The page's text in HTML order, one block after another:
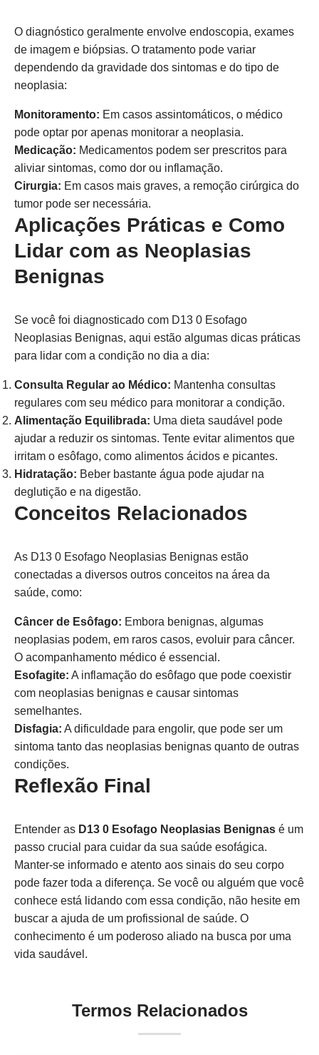
O diagnóstico geralmente envolve endoscopia, exames
de imagem e biópsias. O tratamento pode variar
dependendo da gravidade dos sintomas e do tipo de
neoplasia:
Monitoramento: Em casos assintomáticos, o médico
pode optar por apenas monitorar a neoplasia.
Medicação: Medicamentos podem ser prescritos para
aliviar sintomas, como dor ou inflamação.
Cirurgia: Em casos mais graves, a remoção cirúrgica do
tumor pode ser necessária.
Aplicações Práticas e Como
Lidar com as Neoplasias
Benignas
Se você foi diagnosticado com D13 0 Esofago
Neoplasias Benignas, aqui estão algumas dicas práticas
para lidar com a condição no dia a dia:
Consulta Regular ao Médico: Mantenha consultas
regulares com seu médico para monitorar a condição.
Alimentação Equilibrada: Uma dieta saudável pode
ajudar a reduzir os sintomas. Tente evitar alimentos que
irritam o esôfago, como alimentos ácidos e picantes.
Hidratação: Beber bastante água pode ajudar na
deglutição e na digestão.
Conceitos Relacionados
As D13 0 Esofago Neoplasias Benignas estão
conectadas a diversos outros conceitos na área da
saúde, como:
Câncer de Esôfago: Embora benignas, algumas
neoplasias podem, em raros casos, evoluir para câncer.
O acompanhamento médico é essencial.
Esofagite: A inflamação do esôfago que pode coexistir
com neoplasias benignas e causar sintomas
semelhantes.
Disfagia: A dificuldade para engolir, que pode ser um
sintoma tanto das neoplasias benignas quanto de outras
condições.
Reflexão Final
Entender as D13 0 Esofago Neoplasias Benignas é um
passo crucial para cuidar da sua saúde esofágica.
Manter-se informado e atento aos sinais do seu corpo
pode fazer toda a diferença. Se você ou alguém que você
conhece está lidando com essa condição, não hesite em
buscar a ajuda de um profissional de saúde. O
conhecimento é um poderoso aliado na busca por uma
vida saudável.
Termos Relacionados